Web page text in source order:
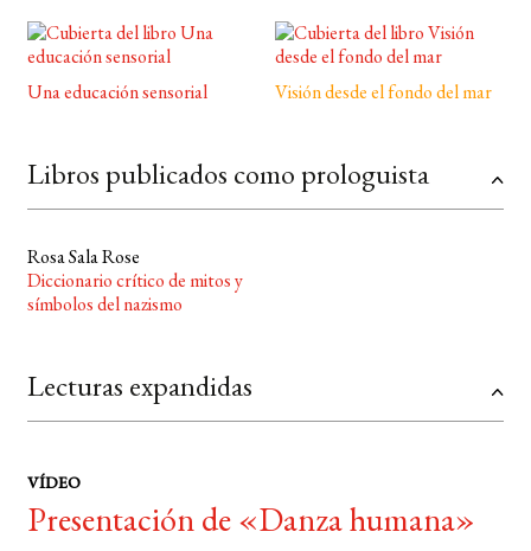
Una educación sensorial Visión desde el fondo del mar
Libros publicados como prologuista
Rosa Sala Rose
Diccionario crítico de mitos y
símbolos del nazismo
Lecturas expandidas
VÍDEO
Presentación de «Danza humana»